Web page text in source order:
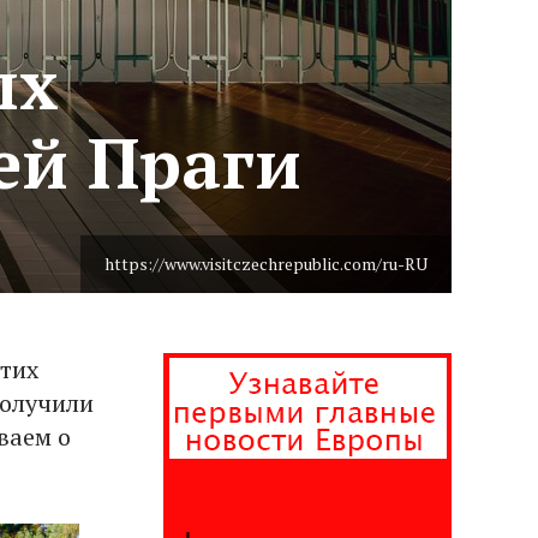
https://www.visitczechrepublic.com/ru-RU
Праги
о